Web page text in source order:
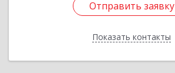
Отправить заявку
Показать контакты
Отправить заявку
Назад